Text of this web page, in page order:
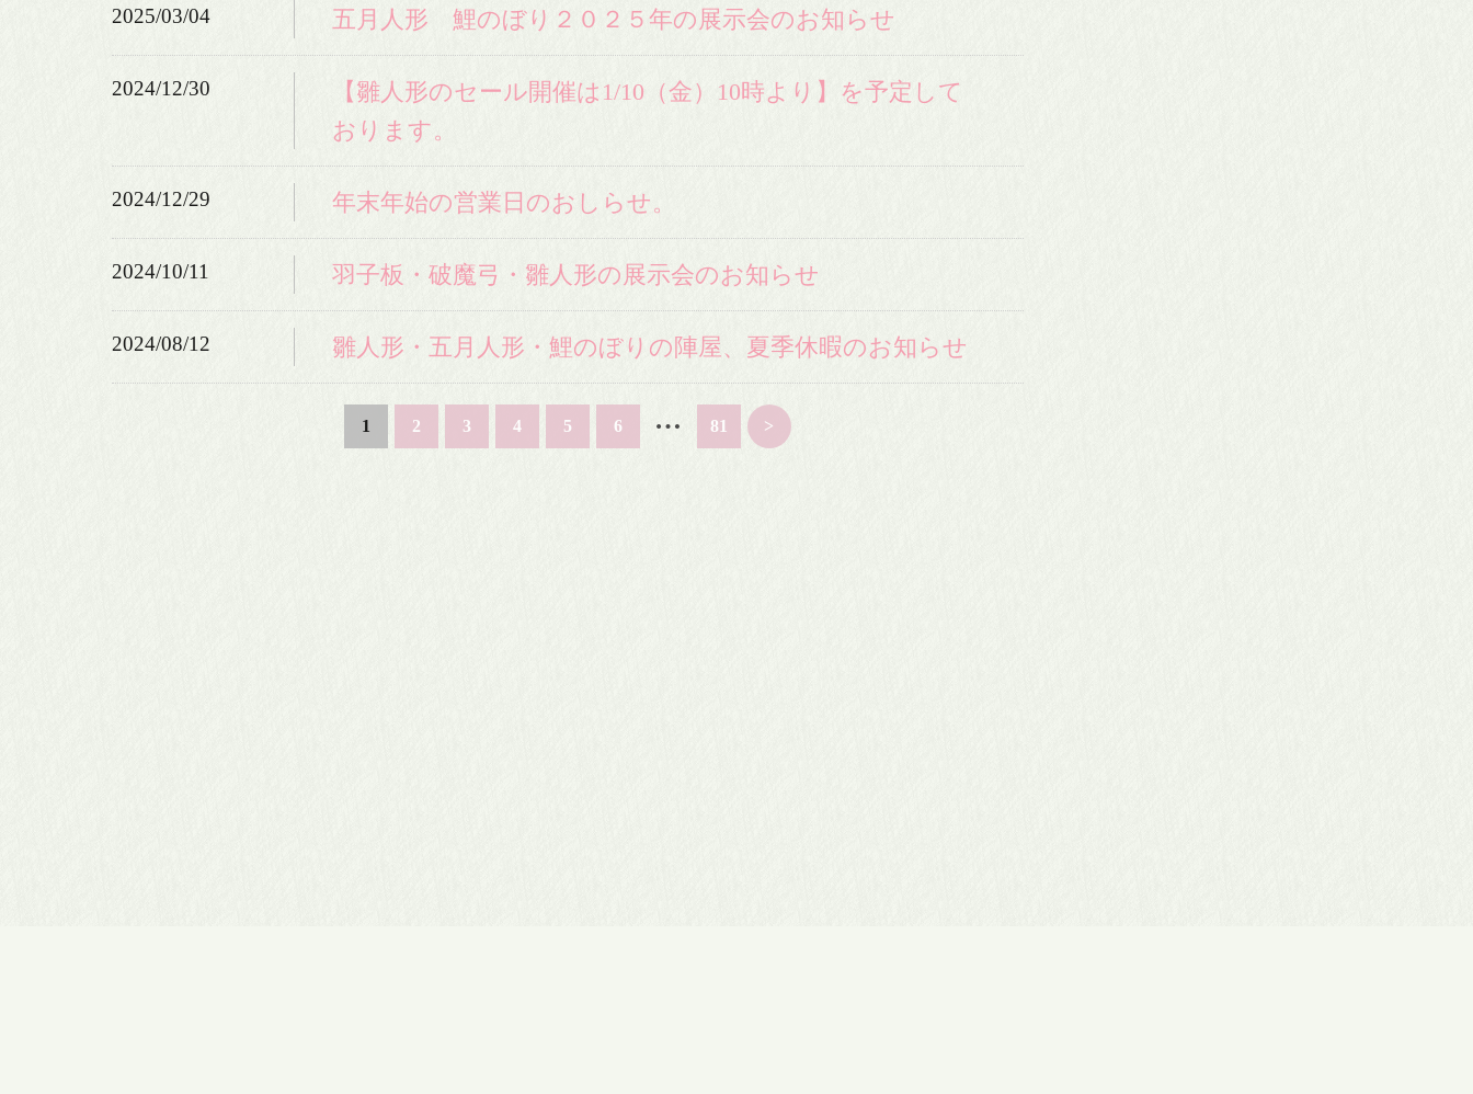
2025/03/04 五月人形 鯉のぼり２０２５年の展示会のお知らせ
2024/12/30
【雛人形のセール開催は1/10（金）10時より】を予定して
おります。
2024/12/29 年末年始の営業日のおしらせ。
2024/10/11 羽子板・破魔弓・雛人形の展示会のお知らせ
2024/08/12 雛人形・五月人形・鯉のぼりの陣屋、夏季休暇のお知らせ
1 2 3 4 5 6 … 81 >